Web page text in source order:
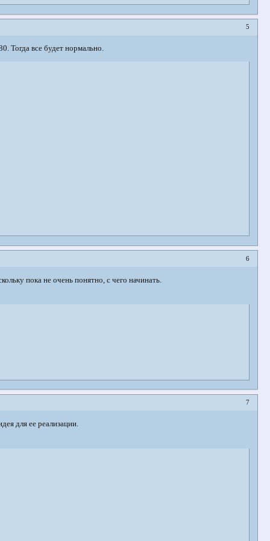
5
Тогда все будет нормально.
6
пока не очень понятно, с чего начинать.
7
для ее реализации.